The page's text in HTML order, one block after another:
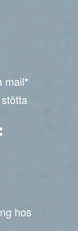
mail*
hos